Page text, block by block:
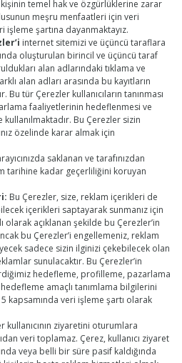
kişinin temel hak ve özgürlüklerine zarar
meşru menfaatleri için veri
işleme şartına dayanmaktayız.
internet sitemizi ve üçüncü taraflara
oluşturulan birincil ve üçüncü taraf
alan adlarındaki tıklama ve
alan adları arasında bu kayıtların
Bu tür Çerezler kullanıcıların tanınması
faaliyetlerinin hedeflenmesi ve
Bu Çerezler sizin
özelinde karar almak için
saklanan ve tarafınızdan
tarihine kadar geçerliliğini koruyan
Bu Çerezler, size, reklam içerikleri de
içerikleri saptayarak sunmanız için
olarak açıklanan şekilde bu Çerezler’in
bu Çerezler’i engellemeniz, reklam
sadece sizin ilginizi çekebilecek olan
sunulacaktır. Bu Çerezler’in
hedefleme, profilleme, pazarlama
amaçlı tanımlama bilgilerini
kapsamında veri işleme şartı olarak
kullanıcının ziyaretini oturumlara
veri toplamaz. Çerez, kullanıcı ziyaret
veya belli bir süre pasif kaldığında